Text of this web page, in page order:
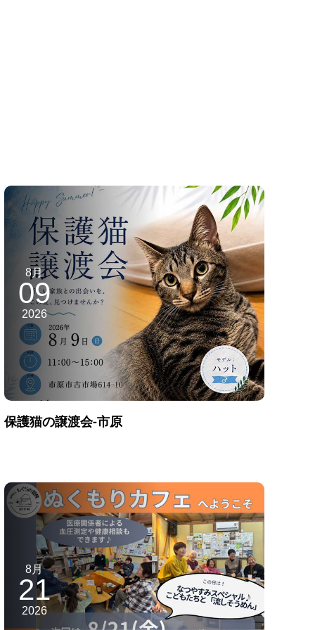
8月
09
2026
保護猫の譲渡会-市原
8月
21
2026